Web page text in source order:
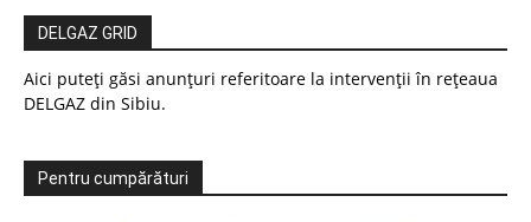
DELGAZ GRID
Aici puteți găsi anunțuri referitoare la intervenții în rețeaua
DELGAZ din Sibiu.
Pentru cumpărături